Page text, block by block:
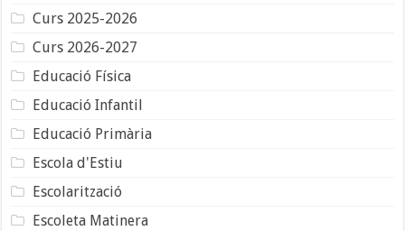
Curs 2025-2026
Curs 2026-2027
Educació Física
Educació Infantil
Educació Primària
Escola d'Estiu
Escolarització
Escoleta Matinera